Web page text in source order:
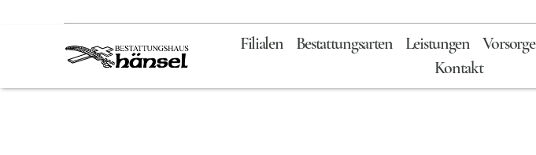
Filialen Bestattungsarten Leistungen Vorsorge
Kontakt